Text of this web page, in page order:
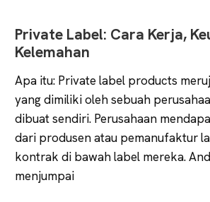
Private Label: Cara Kerja,
Kelemahan
Apa itu: Private label products
yang dimiliki oleh sebuah
dibuat sendiri. Perusahaan
dari produsen atau pemanufaktur
kontrak di bawah label mereka.
menjumpai